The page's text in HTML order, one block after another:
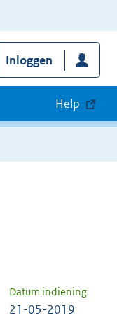
Inloggen
Help
Datum indiening
21-05-2019